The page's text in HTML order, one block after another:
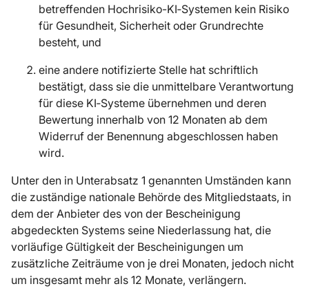
betreffenden Hochrisiko-KI‑Systemen kein Risiko
für Gesundheit, Sicherheit oder Grundrechte
besteht, und
eine andere notifizierte Stelle hat schriftlich
bestätigt, dass sie die unmittelbare Verantwortung
für diese KI‑Systeme übernehmen und deren
Bewertung innerhalb von 12 Monaten ab dem
Widerruf der Benennung abgeschlossen haben
wird.
Unter den in Unterabsatz 1 genannten Umständen kann
die zuständige nationale Behörde des Mitgliedstaats, in
dem der Anbieter des von der Bescheinigung
abgedeckten Systems seine Niederlassung hat, die
vorläufige Gültigkeit der Bescheinigungen um
zusätzliche Zeiträume von je drei Monaten, jedoch nicht
um insgesamt mehr als 12 Monate, verlängern.